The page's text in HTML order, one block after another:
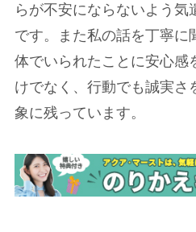
らが不安にならないよう気
です。また私の話を丁寧に
体でいられたことに安心感
けでなく、行動でも誠実さ
象に残っています。